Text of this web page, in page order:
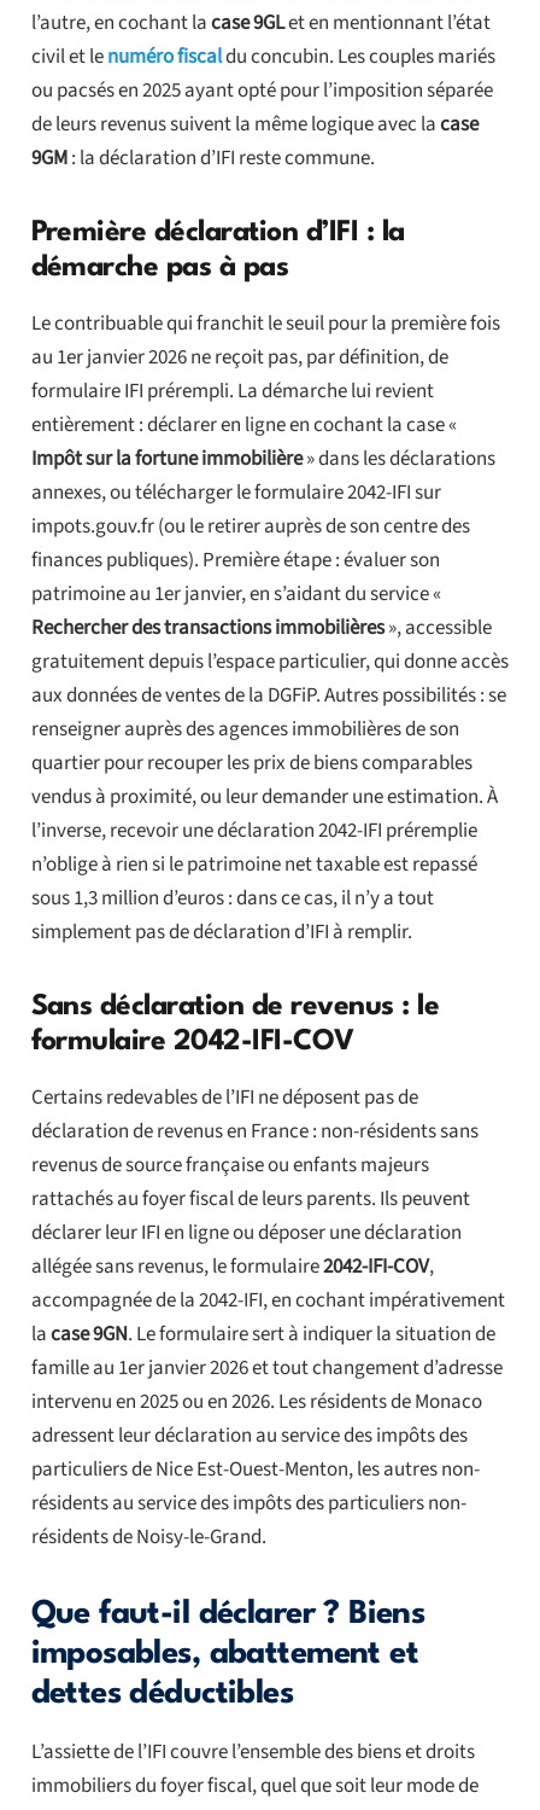
l’autre, en cochant lacase 9GLet en mentionnant l’état
civil et lenuméro fiscaldu concubin. Les couples mariés
ou pacsés en 2025 ayant opté pour l’imposition séparée
de leurs revenus suivent la même logique avec lacase
9GM: la déclaration d’IFI reste commune.
Première déclaration d’IFI : la
démarche pas à pas
Le contribuable qui franchit le seuil pour la première fois
au 1er janvier 2026 ne reçoit pas, par définition, de
formulaire IFI prérempli. La démarche lui revient
entièrement : déclarer en ligne en cochant la case «
Impôt sur la fortune immobilière» dans les déclarations
annexes, ou télécharger le formulaire 2042-IFI sur
impots.gouv.fr (ou le retirer auprès de son centre des
finances publiques). Première étape : évaluer son
patrimoine au 1er janvier, en s’aidant du service «
Rechercher des transactions immobilières», accessible
gratuitement depuis l’espace particulier, qui donne accès
aux données de ventes de la DGFiP. Autres possibilités : se
renseigner auprès des agences immobilières de son
quartier pour recouper les prix de biens comparables
vendus à proximité, ou leur demander une estimation. À
l’inverse, recevoir une déclaration 2042-IFI préremplie
n’oblige à rien si le patrimoine net taxable est repassé
sous 1,3 million d’euros : dans ce cas, il n’y a tout
simplement pas de déclaration d’IFI à remplir.
Sans déclaration de revenus : le
formulaire 2042-IFI-COV
Certains redevables de l’IFI ne déposent pas de
déclaration de revenus en France : non-résidents sans
revenus de source française ou enfants majeurs
rattachés au foyer fiscal de leurs parents. Ils peuvent
déclarer leur IFI en ligne ou déposer une déclaration
allégée sans revenus, le formulaire2042-IFI-COV,
accompagnée de la 2042-IFI, en cochant impérativement
lacase 9GN. Le formulaire sert à indiquer la situation de
famille au 1er janvier 2026 et tout changement d’adresse
intervenu en 2025 ou en 2026. Les résidents de Monaco
adressent leur déclaration au service des impôts des
particuliers de Nice Est-Ouest-Menton, les autres non-
résidents au service des impôts des particuliers non-
résidents de Noisy-le-Grand.
Que faut-il déclarer ? Biens
imposables, abattement et
dettes déductibles
L’assiette de l’IFI couvre l’ensemble des biens et droits
immobiliers du foyer fiscal, quel que soit leur mode de